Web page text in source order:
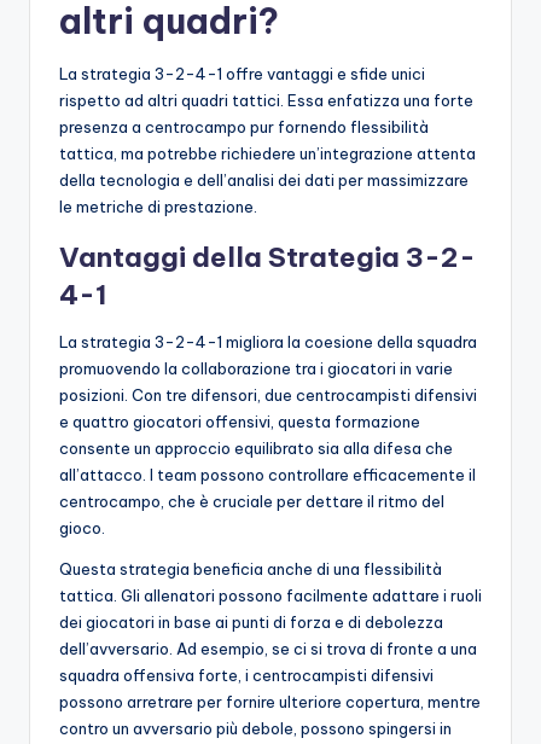
altri quadri?
La strategia 3-2-4-1 offre vantaggi e sfide unici
rispetto ad altri quadri tattici. Essa enfatizza una forte
presenza a centrocampo pur fornendo flessibilità
tattica, ma potrebbe richiedere un’integrazione attenta
della tecnologia e dell’analisi dei dati per massimizzare
le metriche di prestazione.
Vantaggi della Strategia 3-2-
4-1
La strategia 3-2-4-1 migliora la coesione della squadra
promuovendo la collaborazione tra i giocatori in varie
posizioni. Con tre difensori, due centrocampisti difensivi
e quattro giocatori offensivi, questa formazione
consente un approccio equilibrato sia alla difesa che
all’attacco. I team possono controllare efficacemente il
centrocampo, che è cruciale per dettare il ritmo del
gioco.
Questa strategia beneficia anche di una flessibilità
tattica. Gli allenatori possono facilmente adattare i ruoli
dei giocatori in base ai punti di forza e di debolezza
dell’avversario. Ad esempio, se ci si trova di fronte a una
squadra offensiva forte, i centrocampisti difensivi
possono arretrare per fornire ulteriore copertura, mentre
contro un avversario più debole, possono spingersi in